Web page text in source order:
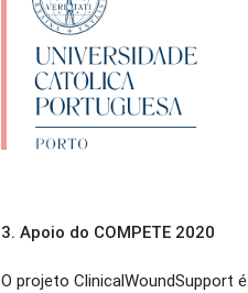
3. Apoio do COMPETE 2020
O projeto ClinicalWoundSupport